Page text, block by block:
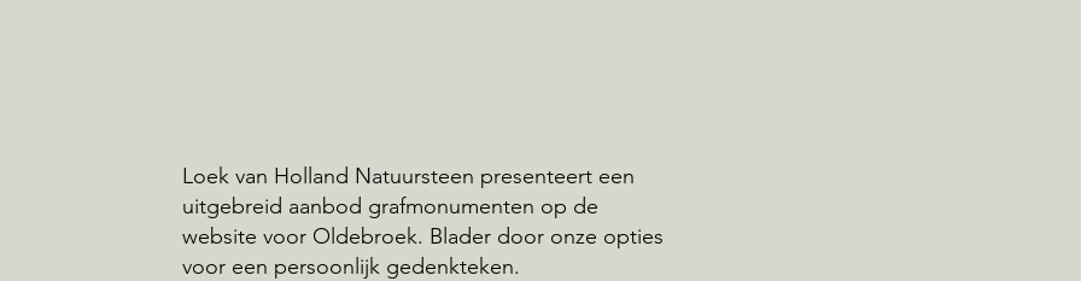
Loek van Holland Natuursteen presenteert een
uitgebreid aanbod grafmonumenten op de
website voor Oldebroek. Blader door onze opties
voor een persoonlijk gedenkteken.